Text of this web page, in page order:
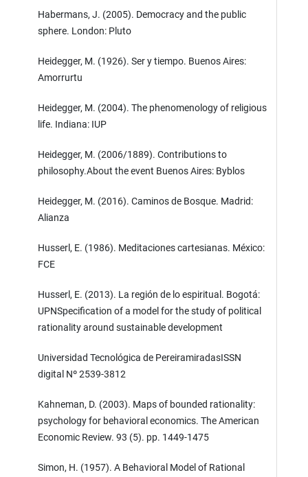
Habermans, J. (2005). Democracy and the public
sphere. London: Pluto
Heidegger, M. (1926). Ser y tiempo. Buenos Aires:
Amorrurtu
Heidegger, M. (2004). The phenomenology of religious
life. Indiana: IUP
Heidegger, M. (2006/1889). Contributions to
philosophy.About the event Buenos Aires: Byblos
Heidegger, M. (2016). Caminos de Bosque. Madrid:
Alianza
Husserl, E. (1986). Meditaciones cartesianas. México:
FCE
Husserl, E. (2013). La región de lo espiritual. Bogotá:
UPNSpecification of a model for the study of political
rationality around sustainable development
Universidad Tecnológica de PereiramiradasISSN
digital Nº 2539-3812
Kahneman, D. (2003). Maps of bounded rationality:
psychology for behavioral economics. The American
Economic Review. 93 (5). pp. 1449-1475
Simon, H. (1957). A Behavioral Model of Rational